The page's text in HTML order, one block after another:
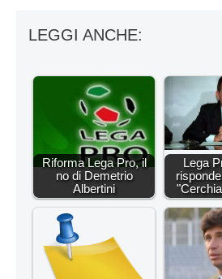
LEGGI ANCHE:
Riforma Lega Pro, il
no di Demetrio
Albertini
Lega